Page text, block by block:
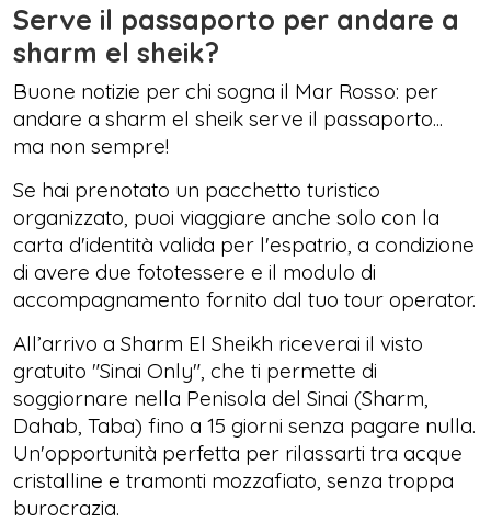
Serve il passaporto per andare a
sharm el sheik?
Buone notizie per chi sogna il Mar Rosso: per
andare a sharm el sheik serve il passaporto...
ma non sempre!
Se hai prenotato un pacchetto turistico
organizzato, puoi viaggiare anche solo con la
carta d'identità valida per l'espatrio, a condizione
di avere due fototessere e il modulo di
accompagnamento fornito dal tuo tour operator.
All’arrivo a Sharm El Sheikh riceverai il visto
gratuito "Sinai Only", che ti permette di
soggiornare nella Penisola del Sinai (Sharm,
Dahab, Taba) fino a 15 giorni senza pagare nulla.
Un'opportunità perfetta per rilassarti tra acque
cristalline e tramonti mozzafiato, senza troppa
burocrazia.